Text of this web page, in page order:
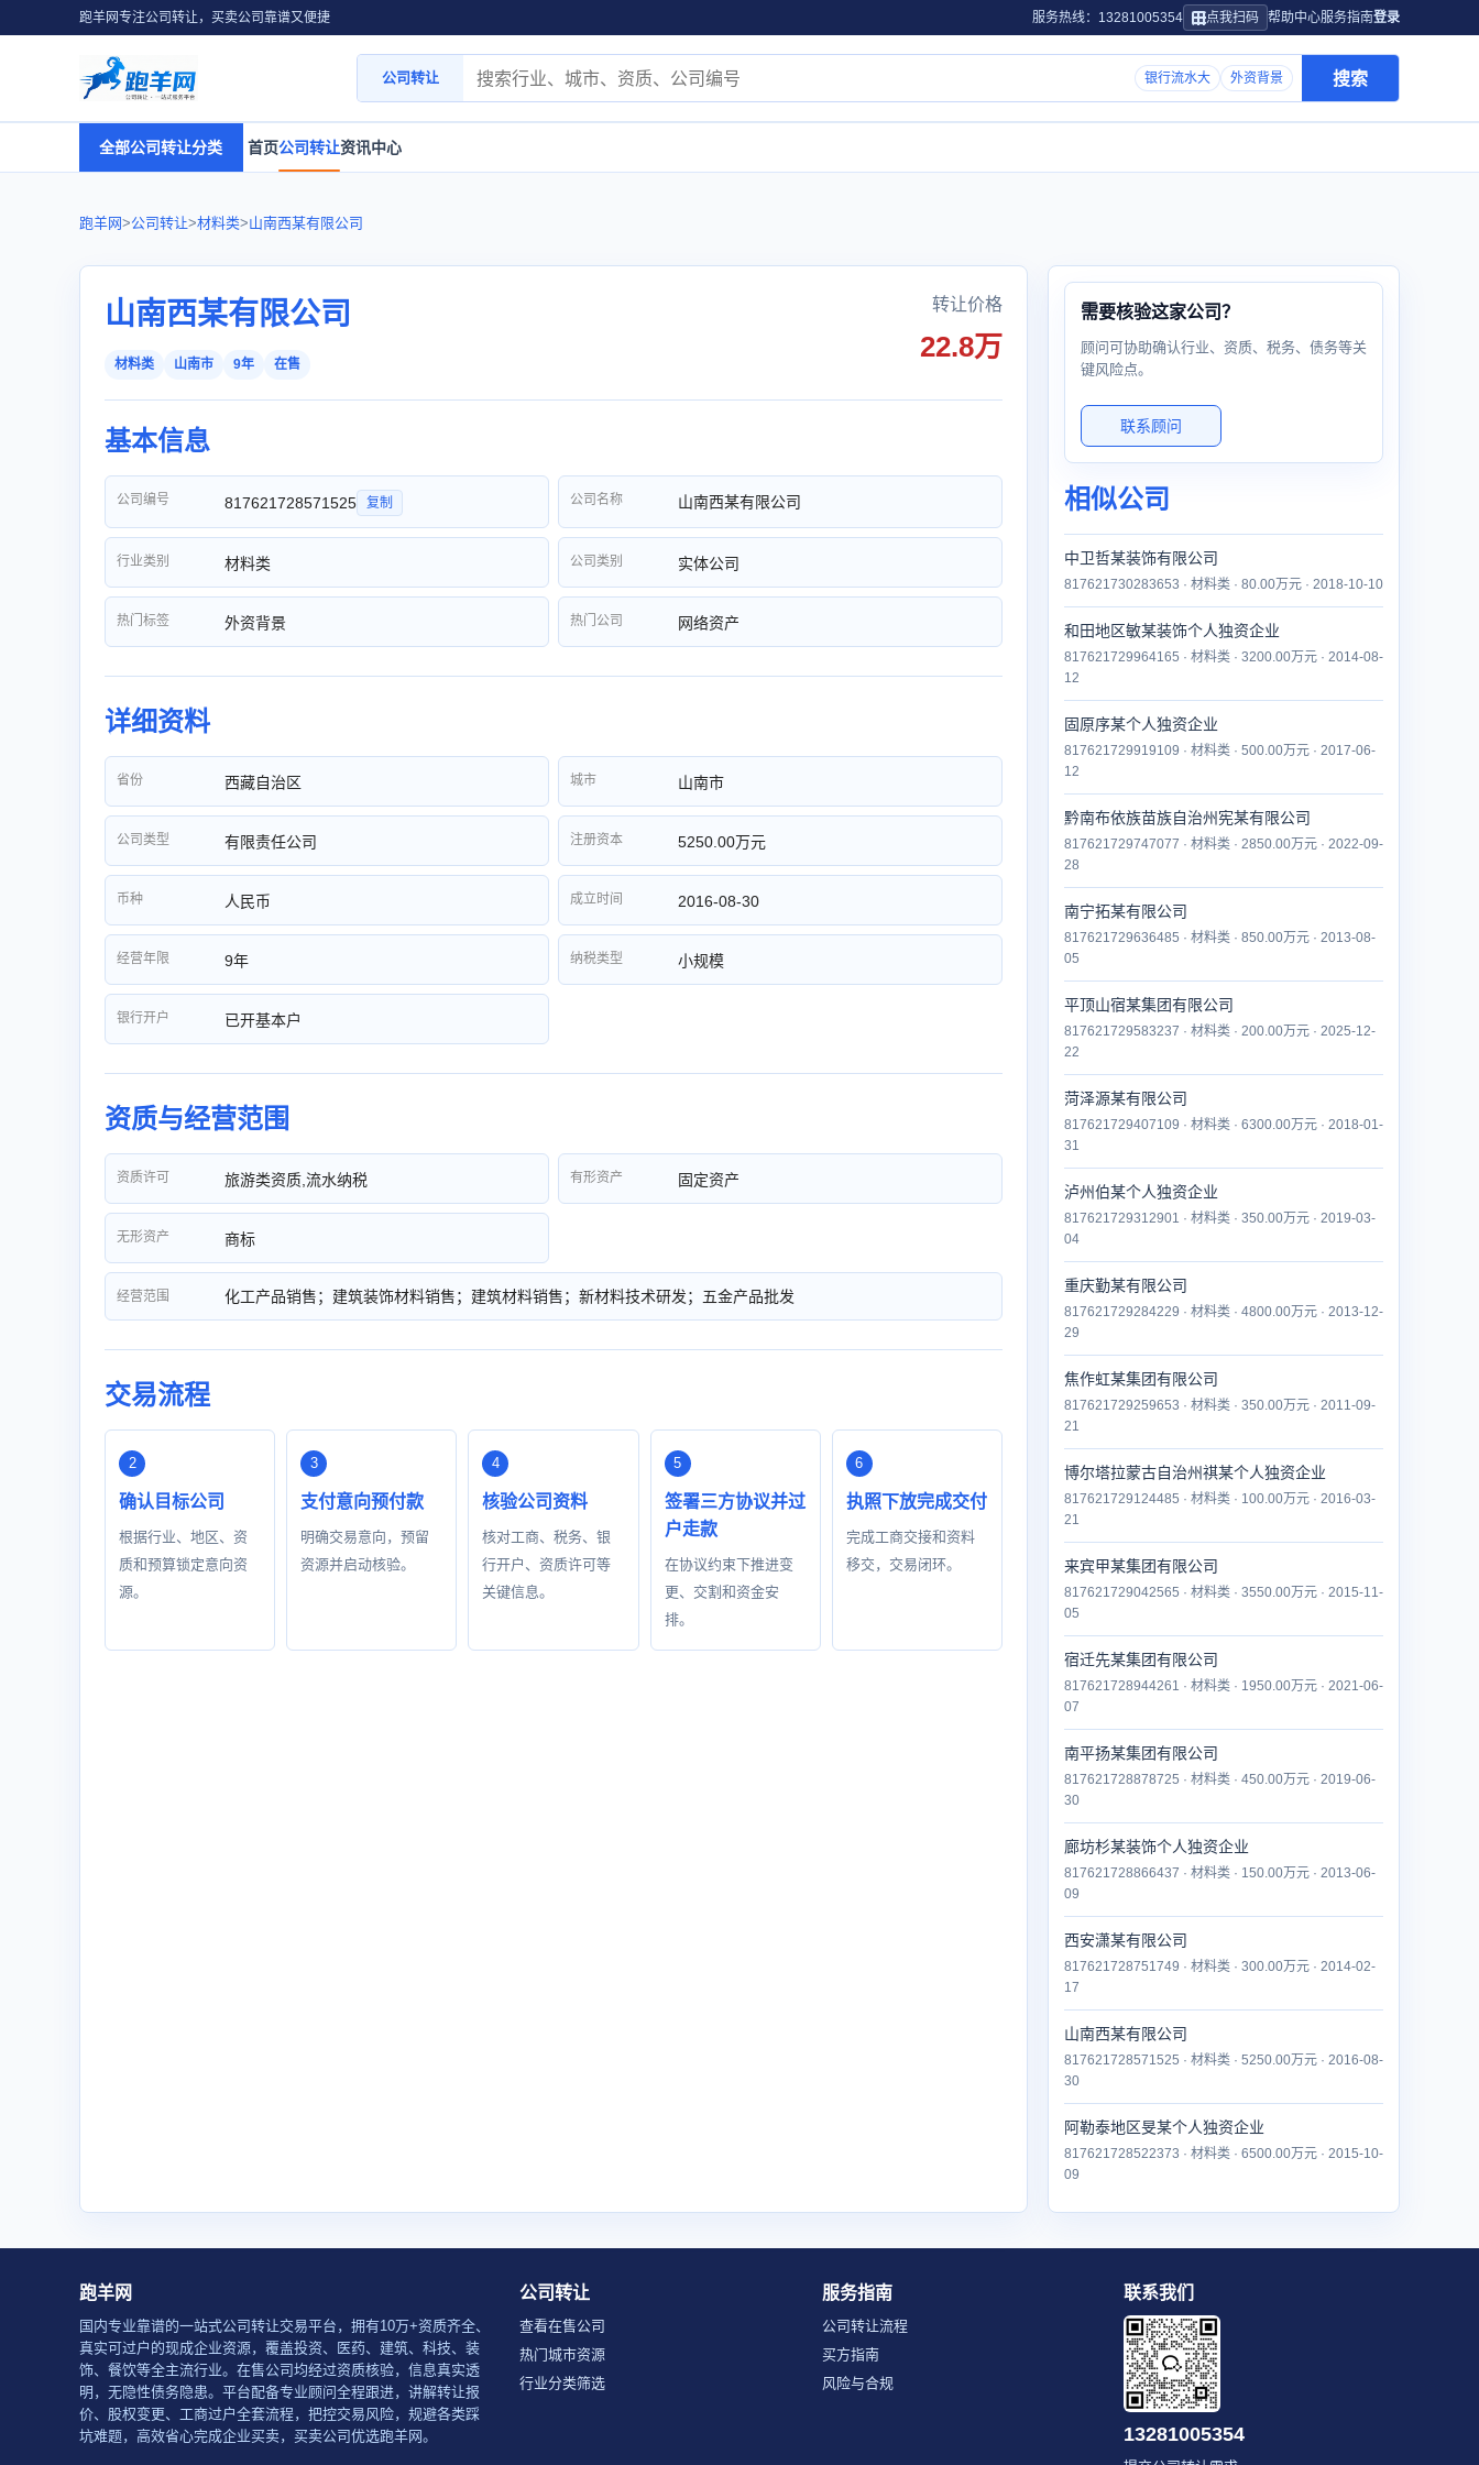
跑羊网专注公司转让，买卖公司靠谱又便捷 服务热线：13281005354 点我扫码 帮助中心服务指南登录
公司转让 银行流水大 外资背景 搜索
全部公司转让分类 首页公司转让资讯中心
跑羊网>公司转让>材料类>山南西某有限公司
山南西某有限公司
材料类 山南市 9年 在售
转让价格
22.8万
基本信息
公司编号 817621728571525 复制 公司名称 山南西某有限公司
行业类别 材料类 公司类别 实体公司
热门标签 外资背景 热门公司 网络资产
详细资料
省份 西藏自治区 城市 山南市
公司类型 有限责任公司 注册资本 5250.00万元
币种 人民币 成立时间 2016-08-30
经营年限 9年 纳税类型 小规模
银行开户 已开基本户
资质与经营范围
资质许可 旅游类资质,流水纳税 有形资产 固定资产
无形资产 商标
经营范围 化工产品销售；建筑装饰材料销售；建筑材料销售；新材料技术研发；五金产品批发
交易流程
确认目标公司
根据行业、地区、资
质和预算锁定意向资
源。
支付意向预付款
明确交易意向，预留
资源并启动核验。
核验公司资料
核对工商、税务、银
行开户、资质许可等
关键信息。
签署三方协议并过
户走款
在协议约束下推进变
更、交割和资金安
排。
执照下放完成交付
完成工商交接和资料
移交，交易闭环。
需要核验这家公司？
顾问可协助确认行业、资质、税务、债务等关
键风险点。
联系顾问
相似公司
中卫哲某装饰有限公司
817621730283653 · 材料类 · 80.00万元 · 2018-10-10
和田地区敏某装饰个人独资企业
817621729964165 · 材料类 · 3200.00万元 · 2014-08-
12
固原序某个人独资企业
817621729919109 · 材料类 · 500.00万元 · 2017-06-
12
黔南布依族苗族自治州宪某有限公司
817621729747077 · 材料类 · 2850.00万元 · 2022-09-
28
南宁拓某有限公司
817621729636485 · 材料类 · 850.00万元 · 2013-08-
05
平顶山宿某集团有限公司
817621729583237 · 材料类 · 200.00万元 · 2025-12-
22
菏泽源某有限公司
817621729407109 · 材料类 · 6300.00万元 · 2018-01-
31
泸州伯某个人独资企业
817621729312901 · 材料类 · 350.00万元 · 2019-03-
04
重庆勤某有限公司
817621729284229 · 材料类 · 4800.00万元 · 2013-12-
29
焦作虹某集团有限公司
817621729259653 · 材料类 · 350.00万元 · 2011-09-
21
博尔塔拉蒙古自治州祺某个人独资企业
817621729124485 · 材料类 · 100.00万元 · 2016-03-
21
来宾甲某集团有限公司
817621729042565 · 材料类 · 3550.00万元 · 2015-11-
05
宿迁先某集团有限公司
817621728944261 · 材料类 · 1950.00万元 · 2021-06-
07
南平扬某集团有限公司
817621728878725 · 材料类 · 450.00万元 · 2019-06-
30
廊坊杉某装饰个人独资企业
817621728866437 · 材料类 · 150.00万元 · 2013-06-
09
西安潇某有限公司
817621728751749 · 材料类 · 300.00万元 · 2014-02-
17
山南西某有限公司
817621728571525 · 材料类 · 5250.00万元 · 2016-08-
30
阿勒泰地区旻某个人独资企业
817621728522373 · 材料类 · 6500.00万元 · 2015-10-
09
跑羊网
国内专业靠谱的一站式公司转让交易平台，拥有10万+资质齐全、
真实可过户的现成企业资源，覆盖投资、医药、建筑、科技、装
饰、餐饮等全主流行业。在售公司均经过资质核验，信息真实透
明，无隐性债务隐患。平台配备专业顾问全程跟进，讲解转让报
价、股权变更、工商过户全套流程，把控交易风险，规避各类踩
坑难题，高效省心完成企业买卖，买卖公司优选跑羊网。
公司转让
查看在售公司
热门城市资源
行业分类筛选
服务指南
公司转让流程
买方指南
风险与合规
联系我们
13281005354